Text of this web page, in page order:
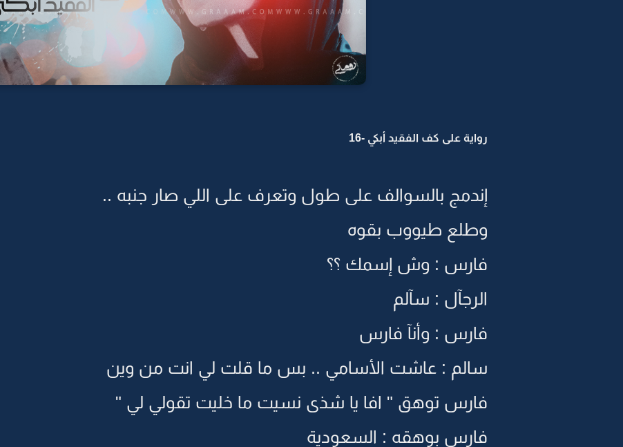
رواية على كف الفقيد أبكي -16
إندمج بالسوالف على طول وتعرف على اللي صار جنبه ..
وطلع طيووب بقوه
فارس : وش إسمك ؟؟
الرجآل : سآلم
فارس : وأنآ فارس
سالم : عاشت الأسامي .. بس ما قلت لي انت من وين
فارس توهق " افا يا شذى نسيت ما خليت تقولي لي "
فارس بوهقه : السعودية